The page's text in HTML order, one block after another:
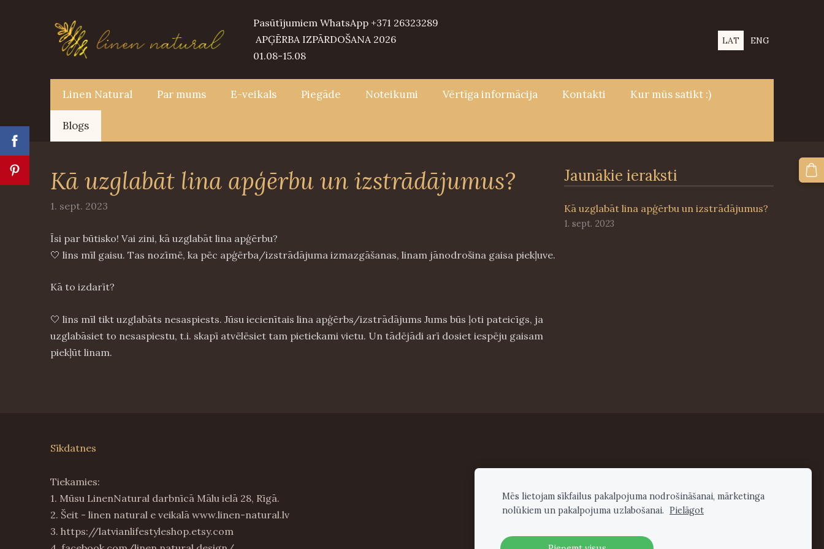
Pasūtījumiem WhatsApp +371 26323289
APĢĒRBA IZPĀRDOŠANA 2026
01.08-15.08
LAT ENG
Linen Natural Par mums E-veikals Piegāde Noteikumi Vērtīga informācija Kontakti Kur mūs satikt :)
Blogs
Jaunākie ieraksti
Kā uzglabāt lina apģērbu un izstrādājumus?
1. sept. 2023
Kā uzglabāt lina apģērbu un izstrādājumus?
1. sept. 2023
Īsi par būtisko! Vai zini, kā uzglabāt lina apģērbu?
🤍 lins mīl gaisu. Tas nozīmē, ka pēc apģērba/izstrādājuma izmazgāšanas, linam jānodrošina gaisa piekļuve.
Kā to izdarīt?
🤍 lins mīl tikt uzglabāts nesaspiests. Jūsu iecienītais lina apģērbs/izstrādājums Jums būs ļoti pateicīgs, ja
uzglabāsiet to nesaspiestu, t.i. skapī atvēlēsiet tam pietiekami vietu. Un tādējādi arī dosiet iespēju gaisam
piekļūt linam.
Sīkdatnes
Tiekamies:
1. Mūsu LinenNatural darbnīcā Mālu ielā 28, Rīgā.
2. Šeit - linen natural e veikalā www.linen-natural.lv
3. https://latvianlifestyleshop.etsy.com
Mēs lietojam sīkfailus pakalpojuma nodrošināšanai, mārketinga
nolūkiem un pakalpojuma uzlabošanai. Pielāgot